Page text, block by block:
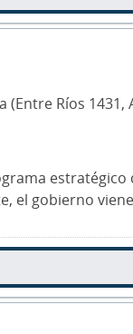
(Entre Ríos 1431,
el gobierno